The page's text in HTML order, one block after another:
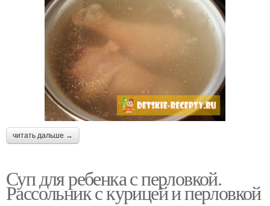
читать дальше →
Суп для ребенка с перловкой.
Рассольник с курицей и перловкой